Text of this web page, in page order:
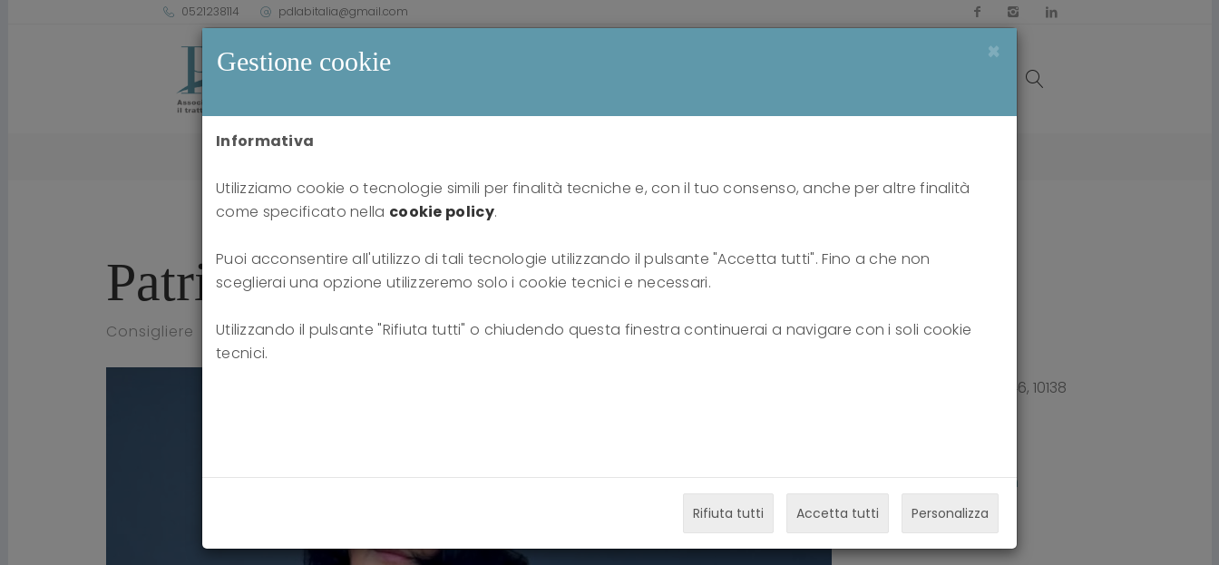
0521238114 pdlabitalia@gmail.com
Patrizia Giannini
Consigliere
Via Enrico Cialdini 46, 10138
patgia@gmail.com
Gestione cookie ×
Informativa
Utilizziamo cookie o tecnologie simili per finalità tecniche e, con il tuo consenso, anche per altre finalità
come specificato nella cookie policy.
Puoi acconsentire all'utilizzo di tali tecnologie utilizzando il pulsante "Accetta tutti". Fino a che non
sceglierai una opzione utilizzeremo solo i cookie tecnici e necessari.
Utilizzando il pulsante "Rifiuta tutti" o chiudendo questa finestra continuerai a navigare con i soli cookie
tecnici.
Rifiuta tutti Accetta tutti Personalizza